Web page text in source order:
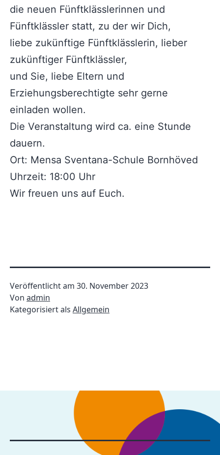
die neuen Fünftklässlerinnen und
Fünftklässler statt, zu der wir Dich,
liebe zukünftige Fünftklässlerin, lieber
zukünftiger Fünftklässler,
und Sie, liebe Eltern und
Erziehungsberechtigte sehr gerne
einladen wollen.
Die Veranstaltung wird ca. eine Stunde
dauern.
Ort: Mensa Sventana-Schule Bornhöved
Uhrzeit: 18:00 Uhr
Wir freuen uns auf Euch.
Veröffentlicht am 30. November 2023
Von admin
Kategorisiert als Allgemein